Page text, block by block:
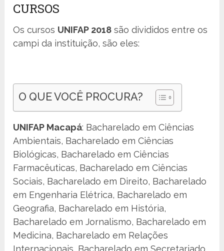
CURSOS
Os cursos UNIFAP 2018 são divididos entre os
campi da instituição, são eles:
O QUE VOCÊ PROCURA?
UNIFAP Macapá: Bacharelado em Ciências
Ambientais, Bacharelado em Ciências
Biológicas, Bacharelado em Ciências
Farmacêuticas, Bacharelado em Ciências
Sociais, Bacharelado em Direito, Bacharelado
em Engenharia Elétrica, Bacharelado em
Geografia, Bacharelado em História,
Bacharelado em Jornalismo, Bacharelado em
Medicina, Bacharelado em Relações
Internacionais, Bacharelado em Secretariado